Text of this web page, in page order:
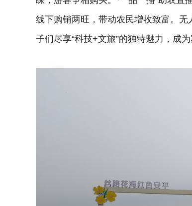
线下购销两旺，带动农民增收致富。
子们尽享“科技+文旅”的独特魅力，成